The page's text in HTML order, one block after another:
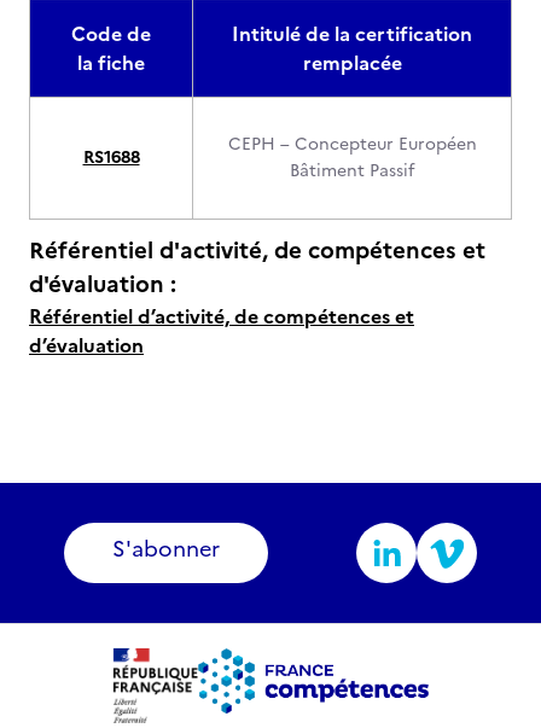
Code de
la fiche
Intitulé de la certification
remplacée
RS1688
CEPH – Concepteur Européen
Bâtiment Passif
Référentiel d'activité, de compétences et
d'évaluation :
Référentiel d’activité, de compétences et
d’évaluation
S'abonner